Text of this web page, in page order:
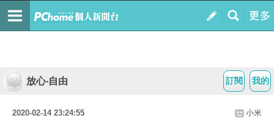
我的
訂閱
放心‧自由
2020-02-14 23:24:55 小米